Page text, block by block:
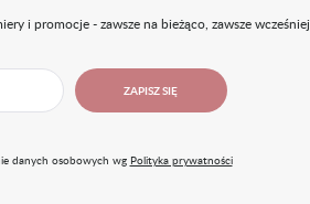
i promocje - zawsze na bieżąco, zawsze wcześniej.
ZAPISZ SIĘ
danych osobowych wg Polityka prywatności